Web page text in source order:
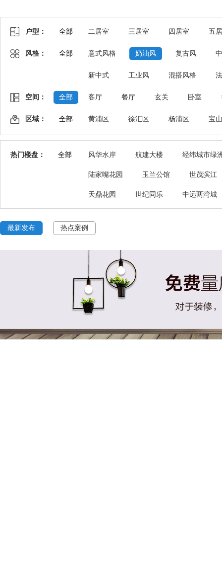
户型： 全部 二居室 三居室 四居室 五
风格： 全部 意式风格 奶油风 复古风
新中式 工业风 混搭风格
空间： 全部 客厅 餐厅 玄关 卧室
区域： 全部 黄浦区 徐汇区 杨浦区 宝
热门楼盘： 全部 风华水岸 航建大楼 经纬城市绿
陆家嘴花园 玉兰公馆 世茂滨江
天鼎花园 世纪同乐 中远两湾城
最新发布 热点案例